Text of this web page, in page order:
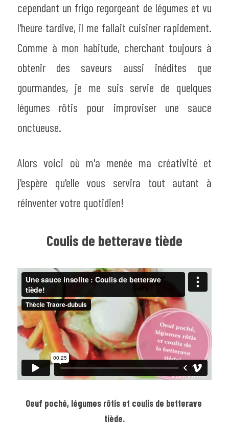
cependant un frigo regorgeant de légumes et vu
l'heure tardive, il me fallait cuisiner rapidement.
Comme à mon habitude, cherchant toujours à
obtenir des saveurs aussi inédites que
gourmandes, je me suis servie de quelques
légumes rôtis pour improviser une sauce
onctueuse.
Alors voici où m'a menée ma créativité et
j'espère qu'elle vous servira tout autant à
réinventer votre quotidien!
Coulis de betterave tiède
Oeuf poché, légumes rôtis et coulis de betterave
tiède.